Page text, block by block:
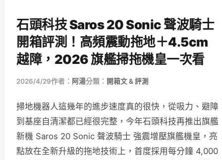
石頭科技 Saros 20 Sonic 聲波騎士
開箱評測！高頻震動拖地＋4.5cm
越障，2026 旗艦掃拖機皇一次看
2026/4/29作者： 阿湯分類： 開箱文 & 評測
掃地機器人這幾年的進步速度真的很快，從吸力、避障
到基座自清潔都已經很完整，今年石頭科技再推出旗艦
新機 Saros 20 Sonic 聲波騎士 強震增壓旗艦機皇，亮
點放在全新升級的拖地技術上，首度採用每分鐘 4,000